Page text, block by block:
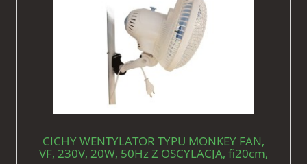
CICHY WENTYLATOR TYPU MONKEY FAN,
VF, 230V, 20W, 50Hz Z OSCYLACJĄ, fi20cm,